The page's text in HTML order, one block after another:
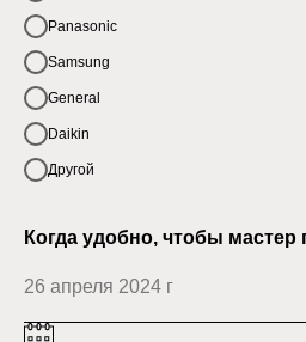
Panasonic
Samsung
General
Daikin
Другой
Когда удобно, чтобы мастер